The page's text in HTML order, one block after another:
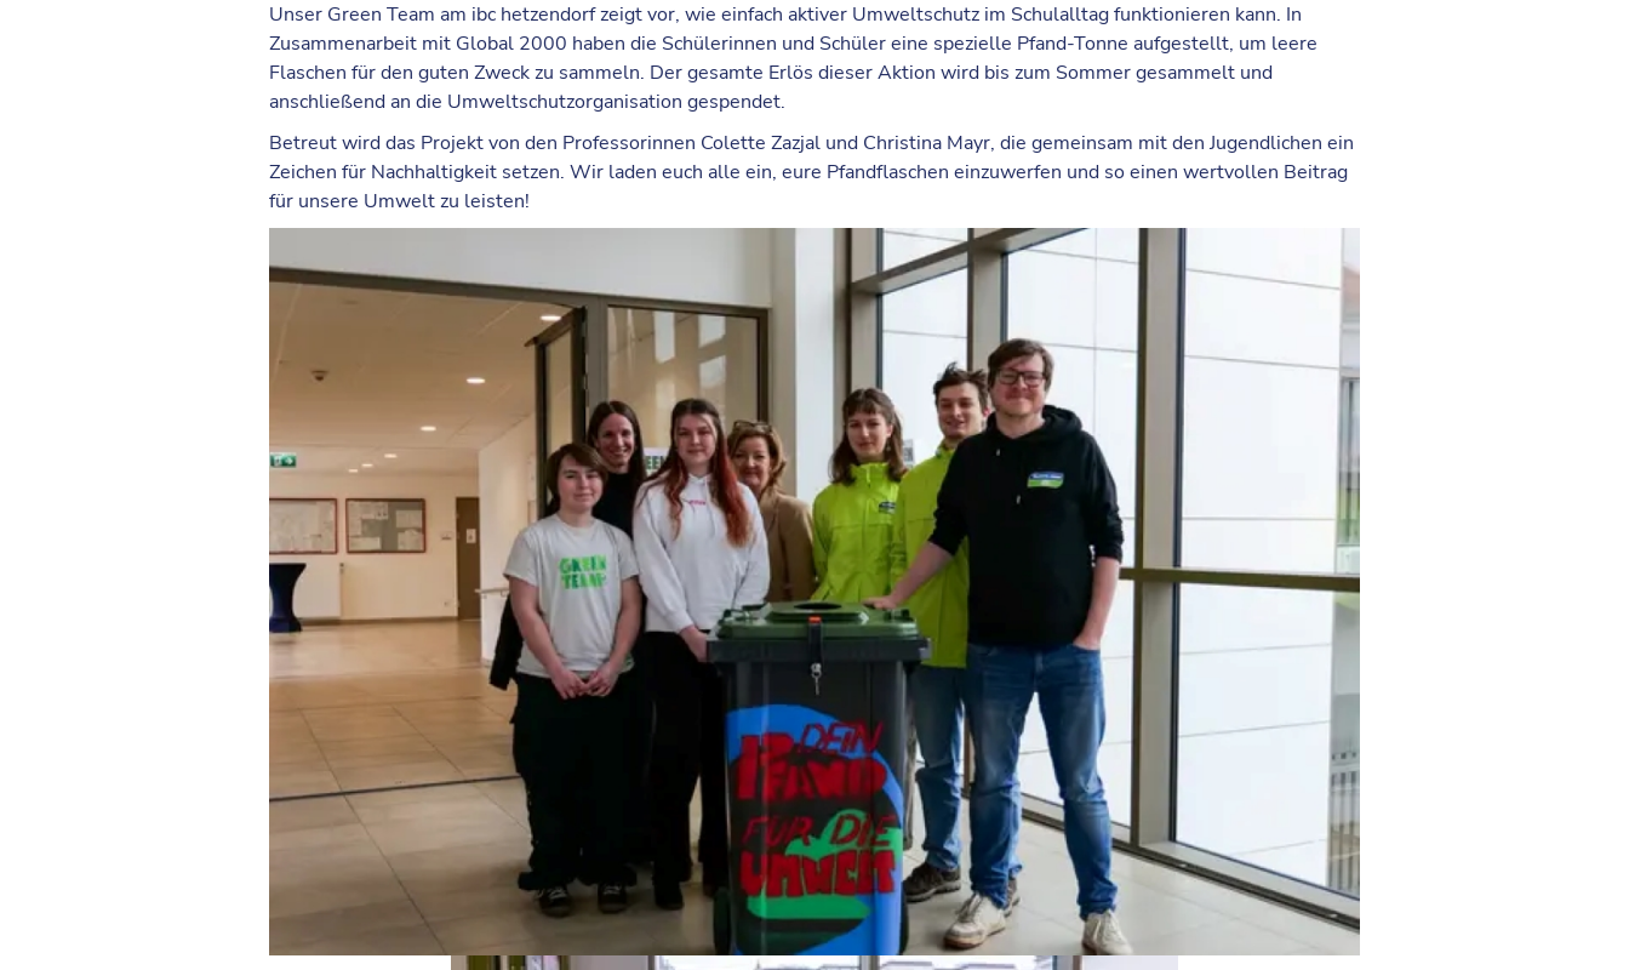
Unser Green Team am ibc hetzendorf zeigt vor, wie einfach aktiver Umweltschutz im Schulalltag funktionieren kann. In
Zusammenarbeit mit Global 2000 haben die Schülerinnen und Schüler eine spezielle Pfand-Tonne aufgestellt, um leere
Flaschen für den guten Zweck zu sammeln. Der gesamte Erlös dieser Aktion wird bis zum Sommer gesammelt und
anschließend an die Umweltschutzorganisation gespendet.
Betreut wird das Projekt von den Professorinnen Colette Zazjal und Christina Mayr, die gemeinsam mit den Jugendlichen ein
Zeichen für Nachhaltigkeit setzen. Wir laden euch alle ein, eure Pfandflaschen einzuwerfen und so einen wertvollen Beitrag
für unsere Umwelt zu leisten!